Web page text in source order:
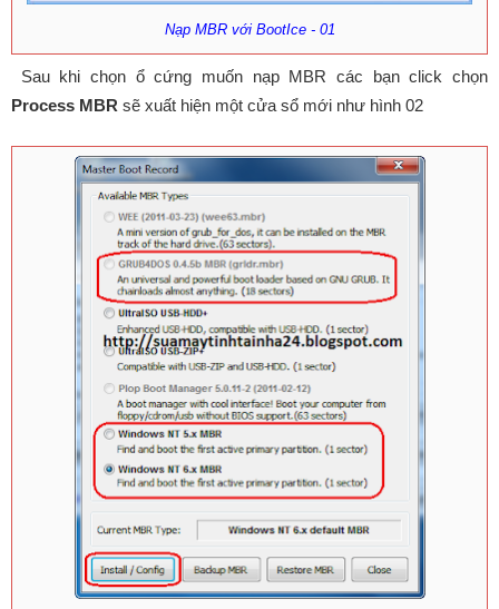
Nạp MBR với BootIce - 01
Sau khi chọn ổ cứng muốn nạp MBR các bạn click chọn
Process MBR sẽ xuất hiện một cửa sổ mới như hình 02